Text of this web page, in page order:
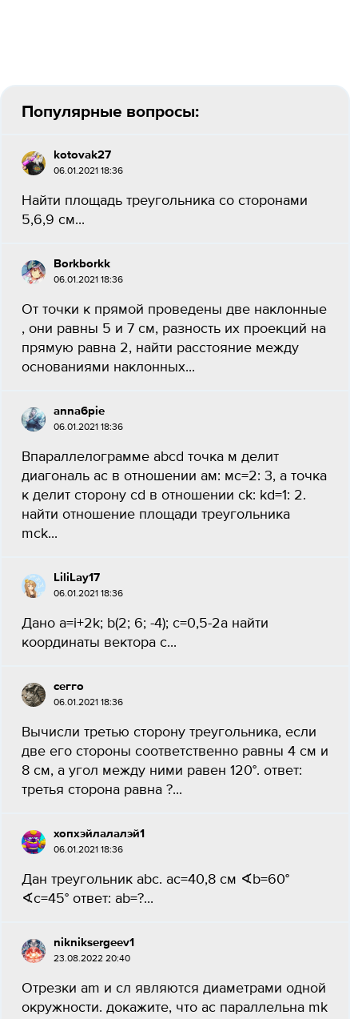
Популярные вопросы:
kotovak27
06.01.2021 18:36
Найти площадь треугольника со сторонами
5,6,9 см...
Borkborkk
06.01.2021 18:36
От точки к прямой проведены две наклонные
, они равны 5 и 7 см, разность их проекций на
прямую равна 2, найти расстояние между
основаниями наклонных​...
anna6pie
06.01.2021 18:36
Впараллелограмме abcd точка м делит
диагональ ас в отношении ам: мс=2: 3, а точка
к делит сторону cd в отношении ck: kd=1: 2.
найти отношение площади треугольника
mck...
LiliLay17
06.01.2021 18:36
Дано a=i+2k; b(2; 6; -4); c=0,5-2a найти
координаты вектора c...
сегго
06.01.2021 18:36
Вычисли третью сторону треугольника, если
две его стороны соответственно равны 4 см и
8 см, а угол между ними равен 120°. ответ:
третья сторона равна ?...
хопхэйлалалэй1
06.01.2021 18:36
Дан треугольник abc. ac=40,8 см ∢b=60°
∢c=45° ответ: ab=?...
nikniksergeev1
23.08.2022 20:40
Отрезки am и сл являются диаметрами одной
окружности. докажите, что ас параллельна mk